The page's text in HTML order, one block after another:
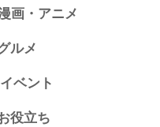
画・アニメ
ルメ
イベント
役立ち